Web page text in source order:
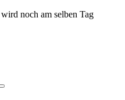
noch am selben Tag